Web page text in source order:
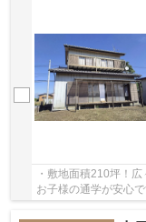
・敷地面積210坪！
お子様の通学が安心です
気軽にお声がけくだ